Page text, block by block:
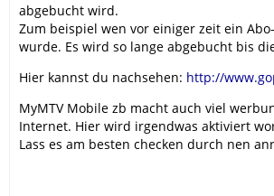
abgebucht wird.
Zum beispiel wen vor einiger zeit ein
wurde. Es wird so lange abgebucht bis
Hier kannst du nachsehen: http://
MyMTV Mobile zb macht auch viel
Internet. Hier wird irgendwas aktiviert
Lass es am besten checken durch nen